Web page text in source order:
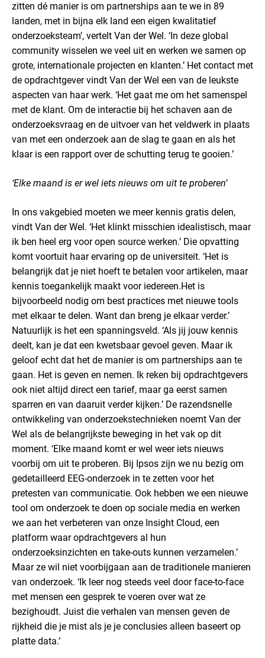
zitten dé manier is om partnerships aan te we in 89
landen, met in bijna elk land een eigen kwalitatief
onderzoeksteam’, vertelt Van der Wel. ‘In deze global
community wisselen we veel uit en werken we samen op
grote, internationale projecten en klanten.’ Het contact met
de opdrachtgever vindt Van der Wel een van de leukste
aspecten van haar werk. ‘Het gaat me om het samenspel
met de klant. Om de interactie bij het schaven aan de
onderzoeksvraag en de uitvoer van het veldwerk in plaats
van met een onderzoek aan de slag te gaan en als het
klaar is een rapport over de schutting terug te gooien.’
‘Elke maand is er wel iets nieuws om uit te proberen’
In ons vakgebied moeten we meer kennis gratis delen,
vindt Van der Wel. ‘Het klinkt misschien idealistisch, maar
ik ben heel erg voor open source werken.’ Die opvatting
komt voortuit haar ervaring op de universiteit. ‘Het is
belangrijk dat je niet hoeft te betalen voor artikelen, maar
kennis toegankelijk maakt voor iedereen.Het is
bijvoorbeeld nodig om best practices met nieuwe tools
met elkaar te delen. Want dan breng je elkaar verder.’
Natuurlijk is het een spanningsveld. ‘Als jij jouw kennis
deelt, kan je dat een kwetsbaar gevoel geven. Maar ik
geloof echt dat het de manier is om partnerships aan te
gaan. Het is geven en nemen. Ik reken bij opdrachtgevers
ook niet altijd direct een tarief, maar ga eerst samen
sparren en van daaruit verder kijken.’ De razendsnelle
ontwikkeling van onderzoekstechnieken noemt Van der
Wel als de belangrijkste beweging in het vak op dit
moment. ‘Elke maand komt er wel weer iets nieuws
voorbij om uit te proberen. Bij Ipsos zijn we nu bezig om
gedetailleerd EEG-onderzoek in te zetten voor het
pretesten van communicatie. Ook hebben we een nieuwe
tool om onderzoek te doen op sociale media en werken
we aan het verbeteren van onze Insight Cloud, een
platform waar opdrachtgevers al hun
onderzoeksinzichten en take-outs kunnen verzamelen.’
Maar ze wil niet voorbijgaan aan de traditionele manieren
van onderzoek. ‘Ik leer nog steeds veel door face-to-face
met mensen een gesprek te voeren over wat ze
bezighoudt. Juist die verhalen van mensen geven de
rijkheid die je mist als je je conclusies alleen baseert op
platte data.’